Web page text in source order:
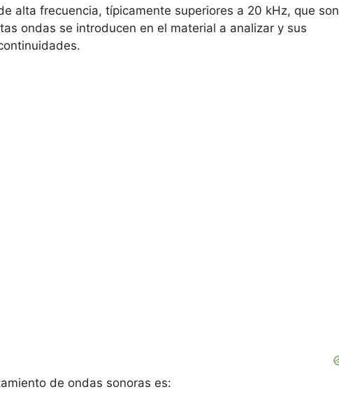
alta frecuencia, típicamente superiores a 20 kHz, que son
ondas se introducen en el material a analizar y sus
de ondas sonoras es: